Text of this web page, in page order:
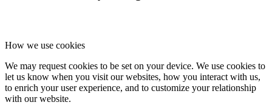
How we use cookies
We may request cookies to be set on your device. We use cookies to
let us know when you visit our websites, how you interact with us,
to enrich your user experience, and to customize your relationship
with our website.